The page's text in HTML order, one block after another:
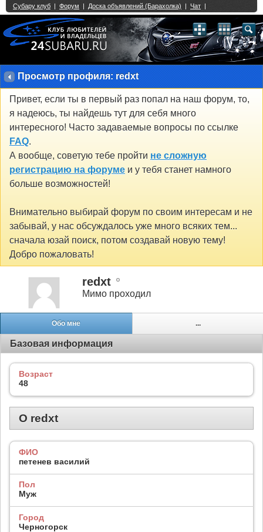
Просмотр профиля: redxt
Привет, если ты в первый раз попал на наш форум, то,
я надеюсь, ты найдешь тут для себя много
интересного! Часто задаваемые вопросы по ссылке
FAQ.
А вообще, советую тебе пройти не сложную
регистрацию на форуме и у тебя станет намного
больше возможностей!
Внимательно выбирай форум по своим интересам и не
забывай, у нас обсуждалось уже много всяких тем...
сначала юзай поиск, потом создавай новую тему!
Добро пожаловать!
redxt
Мимо проходил
Обо мне ...
Базовая информация
Возраст
48
О redxt
ФИО
петенев василий
Пол
Муж
Город
Черногорск
Single Sign On provided byvBSSO
2 3 4 5 6 7 8 9 10 11 12 13 14 15 16 17 18 21 22 23 24 25 26
27 28 29 30 31 32 33 34 35 36 37 38 39 40 41 42 43